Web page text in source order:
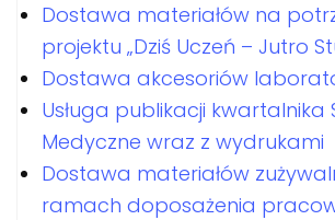
Dostawa materiałów na
projektu „Dziś Uczeń – Jutro
Dostawa akcesoriów
Usługa publikacji kwartalnika
Medyczne wraz z wydrukami
Dostawa materiałów
ramach doposażenia